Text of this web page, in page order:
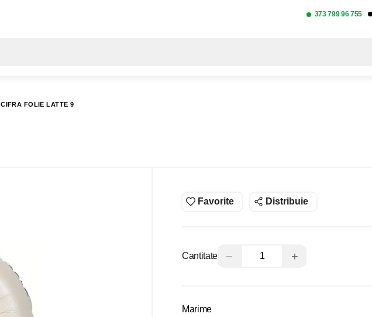
373 799 96 755
CIFRA FOLIE LATTE 9
Favorite Distribuie
Cantitate − +
Marime